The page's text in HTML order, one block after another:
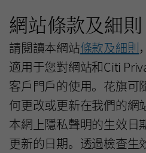
網站條款及細則
請閱讀本網站條款及細則
適用于您對網站和Citi
客戶門戶的使用。花旗可
何更改或更新在我們的網
本網上隱私聲明的生效日
更新的日期。透過檢查生